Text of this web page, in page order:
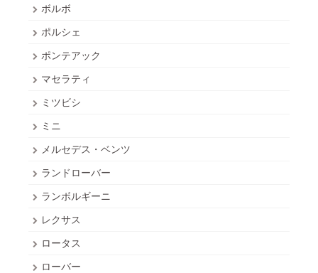
ボルボ
ポルシェ
ポンテアック
マセラティ
ミツビシ
ミニ
メルセデス・ベンツ
ランドローバー
ランボルギーニ
レクサス
ロータス
ローバー